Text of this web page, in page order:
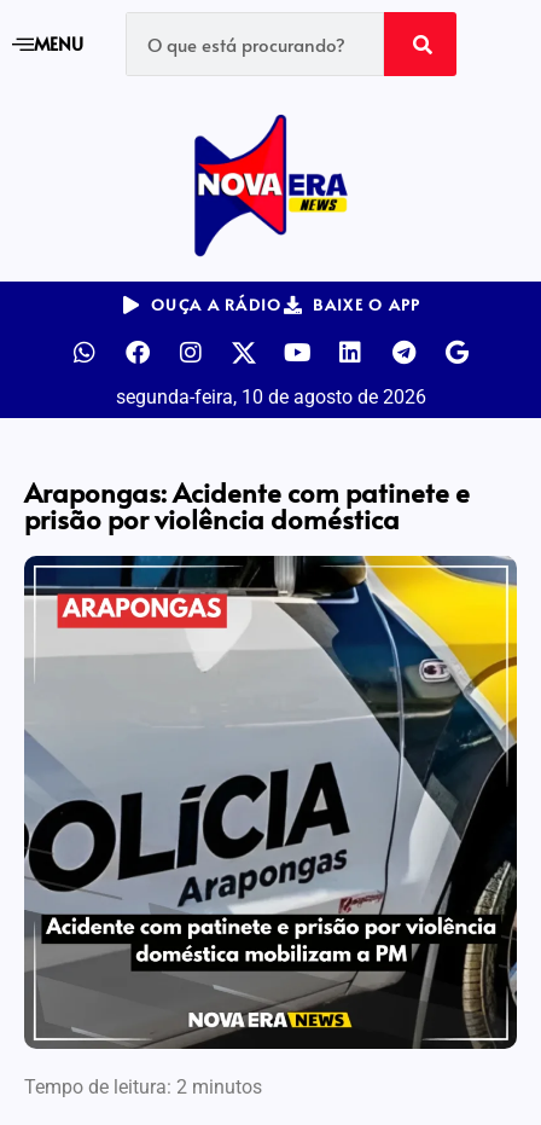
MENU
OUÇA A RÁDIO BAIXE O APP
segunda-feira, 10 de agosto de 2026
Arapongas: Acidente com patinete e
prisão por violência doméstica
Tempo de leitura: 2 minutos